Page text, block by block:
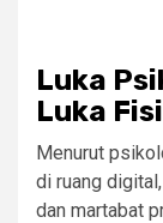
Luka
Luka
Menurut
di ruang
dan martabat